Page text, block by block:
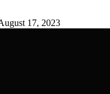
17, 2023